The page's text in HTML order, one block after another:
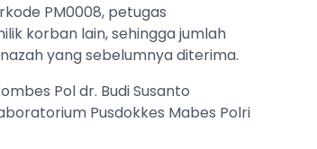
PM0008, petugas
korban lain, sehingga jumlah
yang sebelumnya diterima.
Pol dr. Budi Susanto
Pusdokkes Mabes Polri